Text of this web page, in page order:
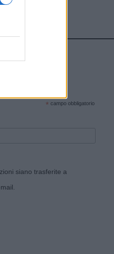
sito web!
* campo obbligatorio
siano trasferite a